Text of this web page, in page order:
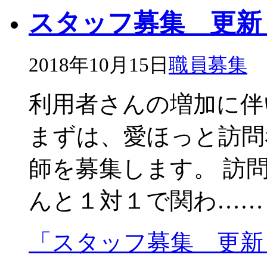
スタッフ募集 更新
2018年10月15日 職員募集
利用者さんの増加に
まずは、愛ほっと訪
師を募集します。 訪
んと１対１で関わ……
「スタッフ募集 更